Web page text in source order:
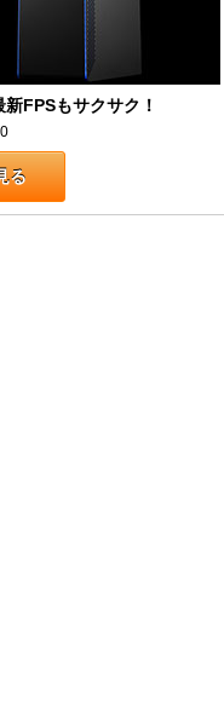
FPSもサクサク！
る